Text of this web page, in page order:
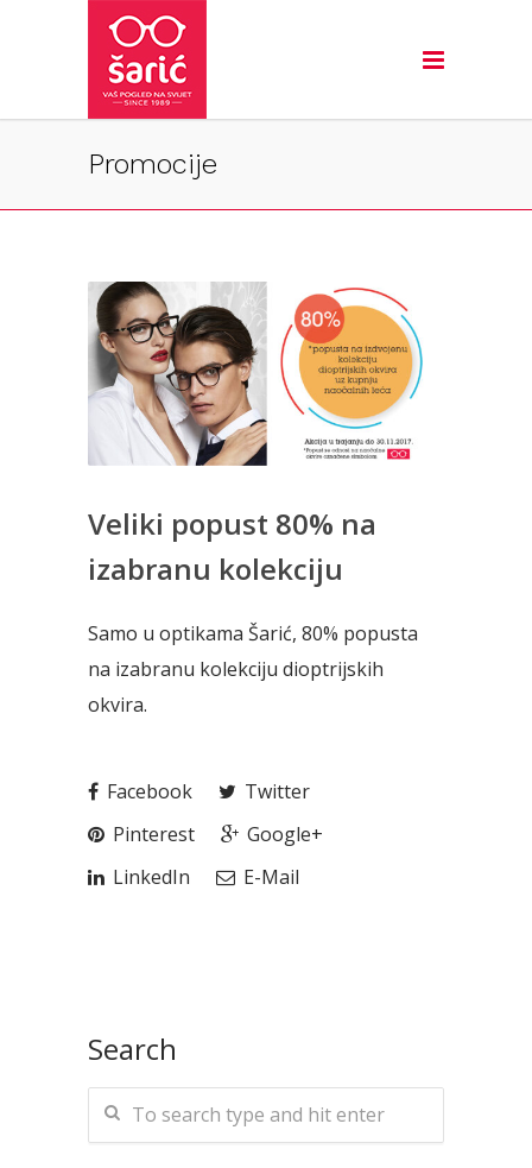
Promocije
Veliki popust 80% na
izabranu kolekciju
Samo u optikama Šarić, 80% popusta
na izabranu kolekciju dioptrijskih
okvira.
Facebook
Twitter
Pinterest
Google+
LinkedIn
E-Mail
Search